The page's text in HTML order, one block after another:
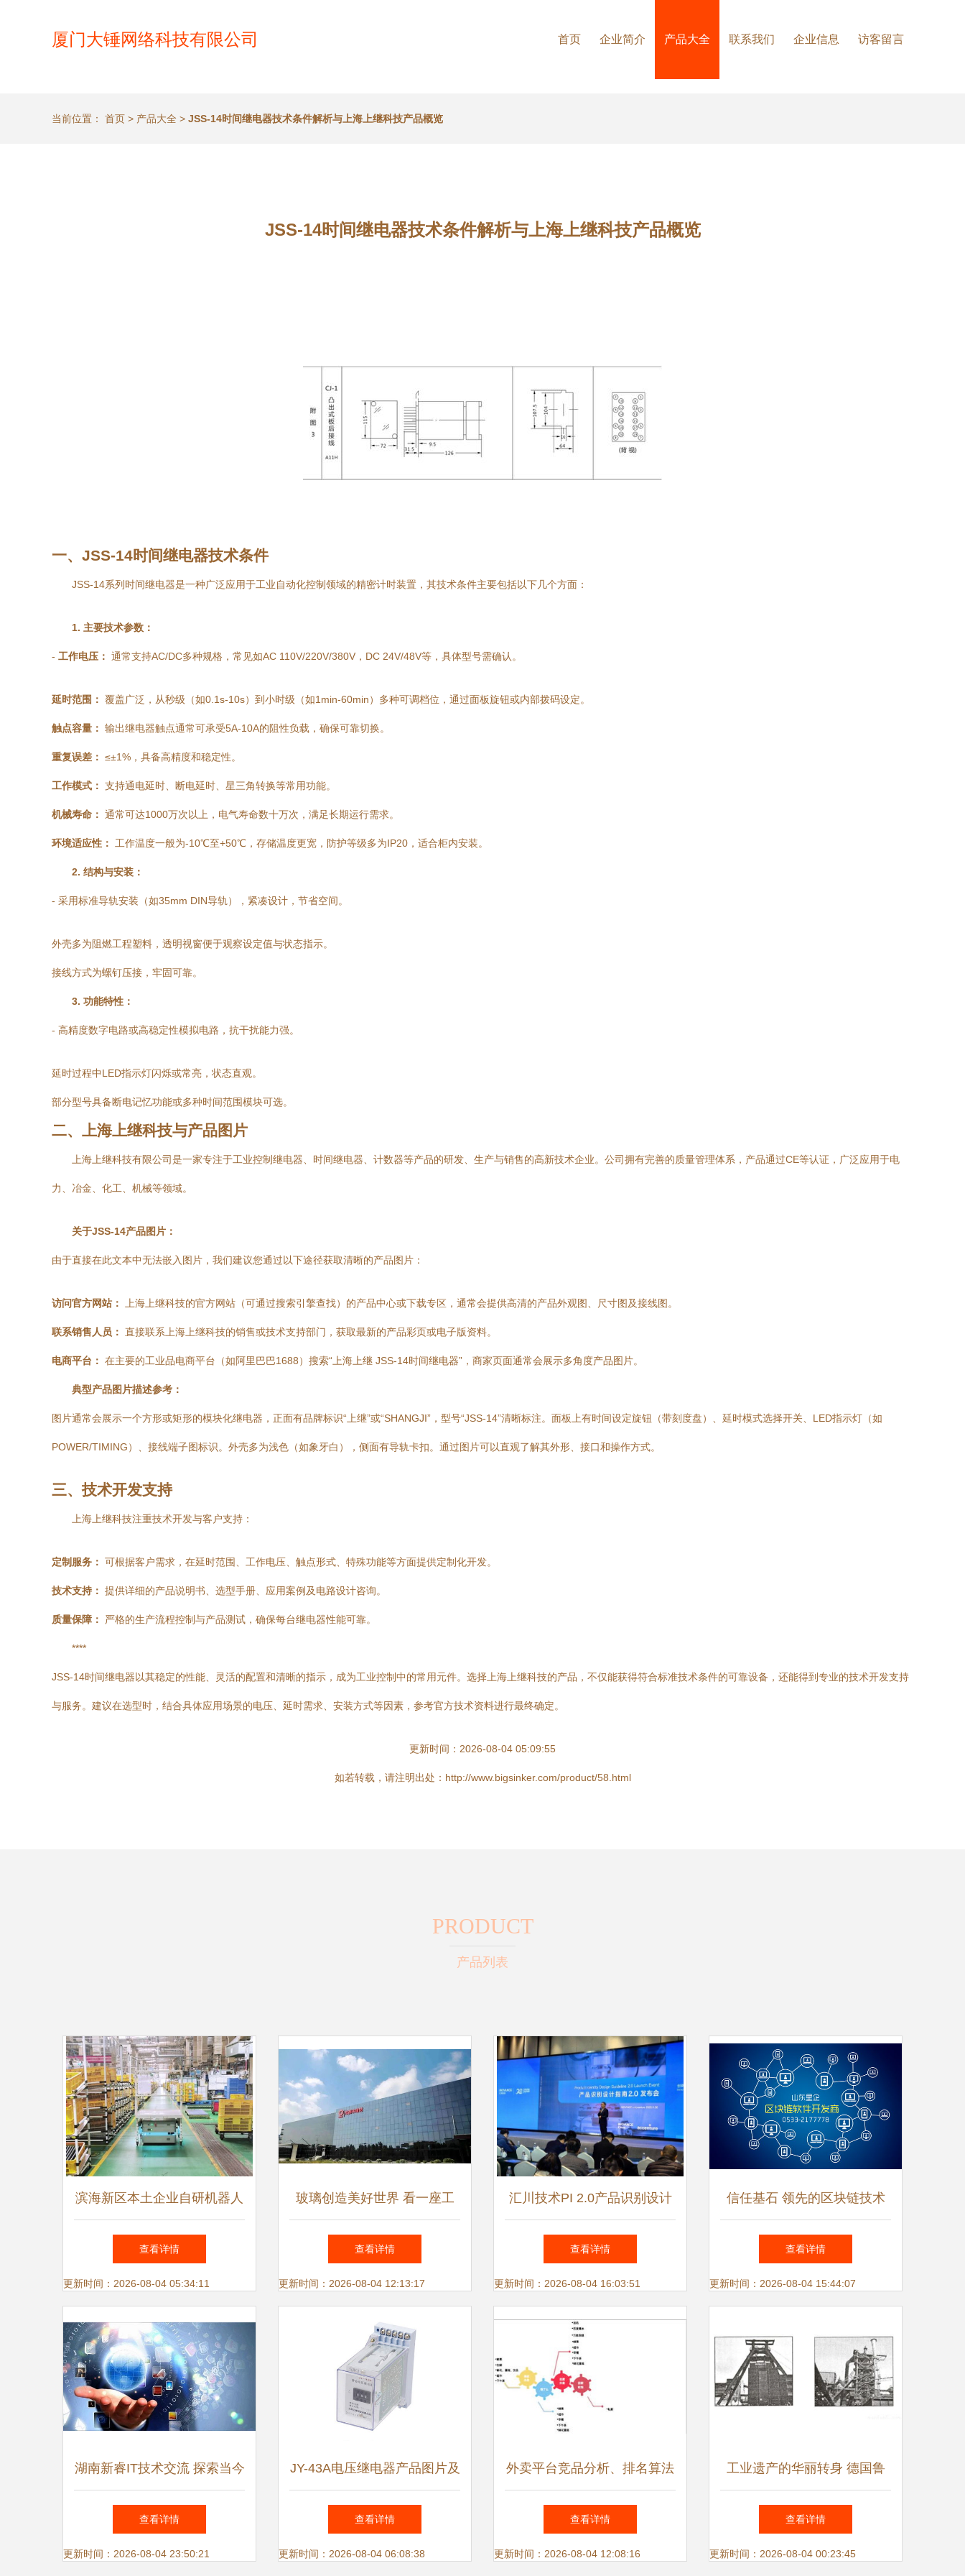
厦门大锤网络科技有限公司 首页 企业简介 产品大全 联系我们 企业信息 访客留言
当前位置： 首页 > 产品大全 > JSS-14时间继电器技术条件解析与上海上继科技产品概览
JSS-14时间继电器技术条件解析与上海上继科技产品概览
一、JSS-14时间继电器技术条件
JSS-14系列时间继电器是一种广泛应用于工业自动化控制领域的精密计时装置，其技术条件主要包括以下几个方面：
1. 主要技术参数：
- 工作电压： 通常支持AC/DC多种规格，常见如AC 110V/220V/380V，DC 24V/48V等，具体型号需确认。
延时范围： 覆盖广泛，从秒级（如0.1s-10s）到小时级（如1min-60min）多种可调档位，通过面板旋钮或内部拨码设定。
触点容量： 输出继电器触点通常可承受5A-10A的阻性负载，确保可靠切换。
重复误差： ≤±1%，具备高精度和稳定性。
工作模式： 支持通电延时、断电延时、星三角转换等常用功能。
机械寿命： 通常可达1000万次以上，电气寿命数十万次，满足长期运行需求。
环境适应性： 工作温度一般为-10℃至+50℃，存储温度更宽，防护等级多为IP20，适合柜内安装。
2. 结构与安装：
- 采用标准导轨安装（如35mm DIN导轨），紧凑设计，节省空间。
外壳多为阻燃工程塑料，透明视窗便于观察设定值与状态指示。
接线方式为螺钉压接，牢固可靠。
3. 功能特性：
- 高精度数字电路或高稳定性模拟电路，抗干扰能力强。
延时过程中LED指示灯闪烁或常亮，状态直观。
部分型号具备断电记忆功能或多种时间范围模块可选。
二、上海上继科技与产品图片
上海上继科技有限公司是一家专注于工业控制继电器、时间继电器、计数器等产品的研发、生产与销售的高新技术企业。公司拥有完善的质量管理体系，产品通过CE等认证，广泛应用于电
力、冶金、化工、机械等领域。
关于JSS-14产品图片：
由于直接在此文本中无法嵌入图片，我们建议您通过以下途径获取清晰的产品图片：
访问官方网站： 上海上继科技的官方网站（可通过搜索引擎查找）的产品中心或下载专区，通常会提供高清的产品外观图、尺寸图及接线图。
联系销售人员： 直接联系上海上继科技的销售或技术支持部门，获取最新的产品彩页或电子版资料。
电商平台： 在主要的工业品电商平台（如阿里巴巴1688）搜索“上海上继 JSS-14时间继电器”，商家页面通常会展示多角度产品图片。
典型产品图片描述参考：
图片通常会展示一个方形或矩形的模块化继电器，正面有品牌标识“上继”或“SHANGJI”，型号“JSS-14”清晰标注。面板上有时间设定旋钮（带刻度盘）、延时模式选择开关、LED指示灯（如
POWER/TIMING）、接线端子图标识。外壳多为浅色（如象牙白），侧面有导轨卡扣。通过图片可以直观了解其外形、接口和操作方式。
三、技术开发支持
上海上继科技注重技术开发与客户支持：
定制服务： 可根据客户需求，在延时范围、工作电压、触点形式、特殊功能等方面提供定制化开发。
技术支持： 提供详细的产品说明书、选型手册、应用案例及电路设计咨询。
质量保障： 严格的生产流程控制与产品测试，确保每台继电器性能可靠。
****
JSS-14时间继电器以其稳定的性能、灵活的配置和清晰的指示，成为工业控制中的常用元件。选择上海上继科技的产品，不仅能获得符合标准技术条件的可靠设备，还能得到专业的技术开发支持
与服务。建议在选型时，结合具体应用场景的电压、延时需求、安装方式等因素，参考官方技术资料进行最终确定。
更新时间：2026-08-04 05:09:55
如若转载，请注明出处：http://www.bigsinker.com/product/58.html
PRODUCT
产品列表
滨海新区本土企业自研机器人
为厂内智慧物流注入全新动力
查看详情
更新时间：2026-08-04 05:34:11
玻璃创造美好世界 看一座工
厂的两种精彩
查看详情
更新时间：2026-08-04 12:13:17
汇川技术PI 2.0产品识别设计
指南正式发布 重新定义人与
设备关系，引领技术推广新范
式
查看详情
更新时间：2026-08-04 16:03:51
信任基石 领先的区块链技术
开发商如何赋能数字经济
查看详情
更新时间：2026-08-04 15:44:07
湖南新睿IT技术交流 探索当今
时代学习IT技术的重要性与价
值
查看详情
更新时间：2026-08-04 23:50:21
JY-43A电压继电器产品图片及
技术参数详解 - 上海上继科技
专业技术服务
查看详情
更新时间：2026-08-04 06:08:38
外卖平台竞品分析、排名算法
与未来展望
查看详情
更新时间：2026-08-04 12:08:16
工业遗产的华丽转身 德国鲁
尔区的转型实践
查看详情
更新时间：2026-08-04 00:23:45